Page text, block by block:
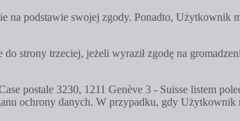
podstawie swojej zgody. Ponadto, Użytkownik
strony trzeciej, jeżeli wyraził zgodę na
postale 3230, 1211 Genève 3 - Suisse listem
ochrony danych. W przypadku, gdy Użytkownik